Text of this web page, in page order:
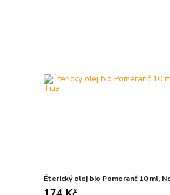
Éterický olej bio Pomeranč 10 ml,